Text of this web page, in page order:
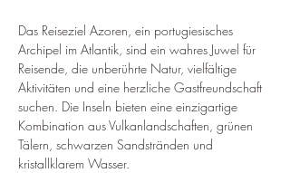
Das Reiseziel Azoren, ein portugiesisches
Archipel im Atlantik, sind ein wahres Juwel für
Reisende, die unberührte Natur, vielfältige
Aktivitäten und eine herzliche Gastfreundschaft
suchen. Die Inseln bieten eine einzigartige
Kombination aus Vulkanlandschaften, grünen
Tälern, schwarzen Sandstränden und
kristallklarem Wasser.